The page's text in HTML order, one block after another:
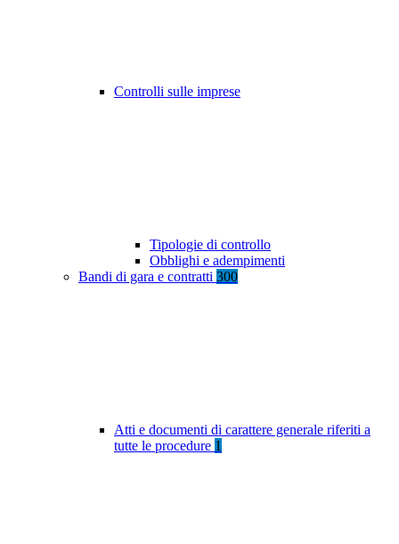
Controlli sulle imprese
Tipologie di controllo
Obblighi e adempimenti
Bandi di gara e contratti 300
Atti e documenti di carattere generale riferiti a
tutte le procedure 1